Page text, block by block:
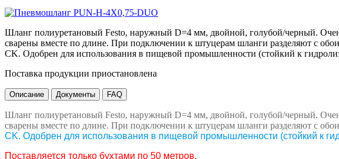
Шланг полиуретановый Festo, наружный D=4 мм, двойной, голубой/черный.
сварены вместе по длине. При подключении к штуцерам шланги разделяют с
CK. Одобрен для использования в пищевой промышленности (стойкий к
Поставка продукции приостановлена
Описание Документы FAQ
Шланг полиуретановый Festo, наружный D=4 мм, двойной, голубой/черный.
сварены вместе по длине. При подключении к штуцерам шланги разделяют с
CK. Одобрен для использования в пищевой промышленности (стойкий к
Поставляется только бухтами по 50 метров.